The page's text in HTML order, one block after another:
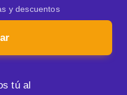
y descuentos
tú al